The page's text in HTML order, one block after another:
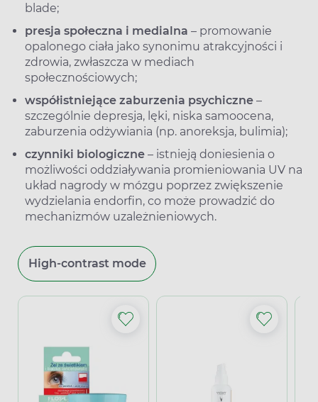
blade;
presja społeczna i medialna – promowanie
opalonego ciała jako synonimu atrakcyjności i
zdrowia, zwłaszcza w mediach
społecznościowych;
współistniejące zaburzenia psychiczne –
szczególnie depresja, lęki, niska samoocena,
zaburzenia odżywiania (np. anoreksja, bulimia);
czynniki biologiczne – istnieją doniesienia o
możliwości oddziaływania promieniowania UV na
układ nagrody w mózgu poprzez zwiększenie
wydzielania endorfin, co może prowadzić do
mechanizmów uzależnieniowych.
High-contrast mode